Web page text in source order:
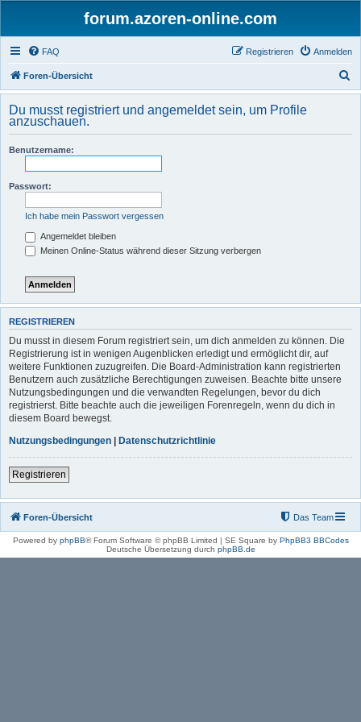
forum.azoren-online.com
FAQ Anmelden
Registrieren
Foren-Übersicht
u
h
Du musst registriert und angemeldet sein, um Profile
anzuschauen.
Benutzername:
Passwort:
Ich habe mein Passwort vergessen
Angemeldet bleiben
Meinen Online-Status während dieser Sitzung verbergen
REGISTRIEREN
Du musst in diesem Forum registriert sein, um dich anmelden zu können. Die
Registrierung ist in wenigen Augenblicken erledigt und ermöglicht dir, auf
weitere Funktionen zuzugreifen. Die Board-Administration kann registrierten
Benutzern auch zusätzliche Berechtigungen zuweisen. Beachte bitte unsere
Nutzungsbedingungen und die verwandten Regelungen, bevor du dich
registrierst. Bitte beachte auch die jeweiligen Forenregeln, wenn du dich in
diesem Board bewegst.
Nutzungsbedingungen | Datenschutzrichtlinie
Registrieren
Foren-Übersicht Das Team
Powered by phpBB® Forum Software © phpBB Limited | SE Square by PhpBB3 BBCodes
Deutsche Übersetzung durch phpBB.de